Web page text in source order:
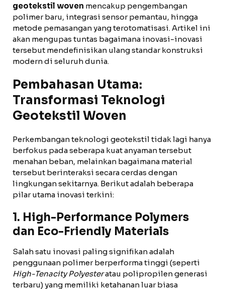
geotekstil woven mencakup pengembangan
polimer baru, integrasi sensor pemantau, hingga
metode pemasangan yang terotomatisasi. Artikel ini
akan mengupas tuntas bagaimana inovasi-inovasi
tersebut mendefinisikan ulang standar konstruksi
modern di seluruh dunia.
Pembahasan Utama:
Transformasi Teknologi
Geotekstil Woven
Perkembangan teknologi geotekstil tidak lagi hanya
berfokus pada seberapa kuat anyaman tersebut
menahan beban, melainkan bagaimana material
tersebut berinteraksi secara cerdas dengan
lingkungan sekitarnya. Berikut adalah beberapa
pilar utama inovasi terkini:
1. High-Performance Polymers
dan Eco-Friendly Materials
Salah satu inovasi paling signifikan adalah
penggunaan polimer berperforma tinggi (seperti
High-Tenacity Polyesteratau polipropilen generasi
terbaru) yang memiliki ketahanan luar biasa